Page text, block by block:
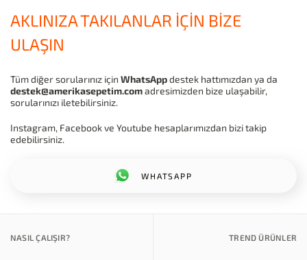
AKLINIZA TAKILANLAR İÇİN BİZE
ULAŞIN
WHATSAPP
Tüm diğer sorularınız için WhatsAppdestek hattımızdan ya da
destek@amerikasepetim.comadresimizden bize ulaşabilir,
sorularınızı iletebilirsiniz.
Instagram, Facebook ve Youtube hesaplarımızdan bizi takip
edebilirsiniz.
NASIL ÇALIŞIR? TREND ÜRÜNLER